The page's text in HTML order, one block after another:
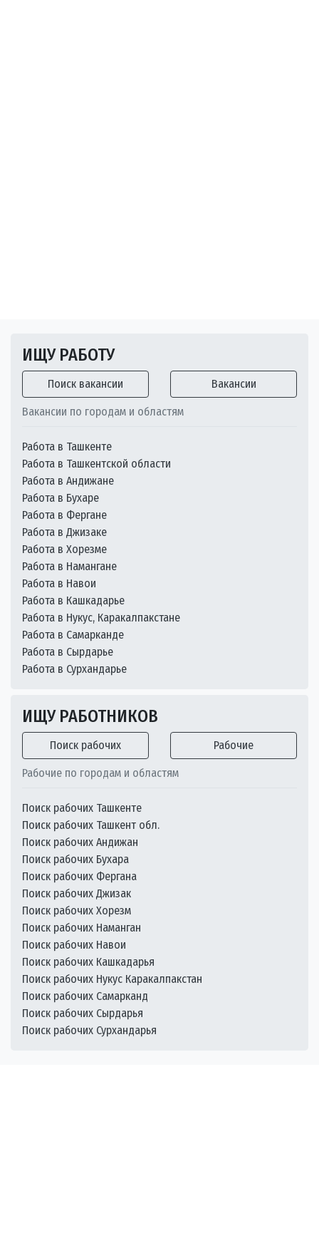
ИЩУ РАБОТУ
Поиск вакансии Вакансии
Вакансии по городам и областям
Работа в Ташкенте
Работа в Ташкентской области
Работа в Андижане
Работа в Бухаре
Работа в Фергане
Работа в Джизаке
Работа в Хорезме
Работа в Намангане
Работа в Навои
Работа в Кашкадарье
Работа в Нукус, Каракалпакстане
Работа в Самарканде
Работа в Сырдарье
Работа в Сурхандарье
ИЩУ РАБОТНИКОВ
Поиск рабочих Рабочие
Рабочие по городам и областям
Поиск рабочих Ташкенте
Поиск рабочих Ташкент обл.
Поиск рабочих Андижан
Поиск рабочих Бухара
Поиск рабочих Фергана
Поиск рабочих Джизак
Поиск рабочих Хорезм
Поиск рабочих Наманган
Поиск рабочих Навои
Поиск рабочих Кашкадарья
Поиск рабочих Нукус Каракалпакстан
Поиск рабочих Самарканд
Поиск рабочих Сырдарья
Поиск рабочих Сурхандарья